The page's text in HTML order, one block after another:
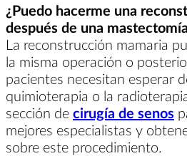
¿Puedo hacerme una
después de una
La reconstrucción mamaria
la misma operación o
pacientes necesitan esperar
quimioterapia o la
sección de cirugía de senos
mejores especialistas y
sobre este procedimiento.